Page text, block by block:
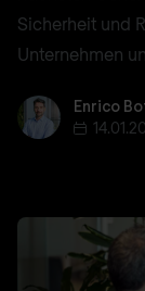
Sicherheit und
Unternehmen
Enrico Bottos
Enrico